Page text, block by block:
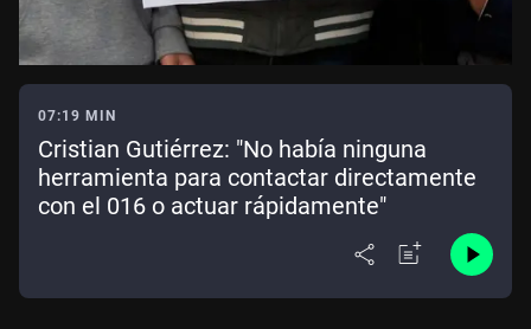
07:19 MIN
Cristian Gutiérrez: "No había ninguna
herramienta para contactar directamente
con el 016 o actuar rápidamente"